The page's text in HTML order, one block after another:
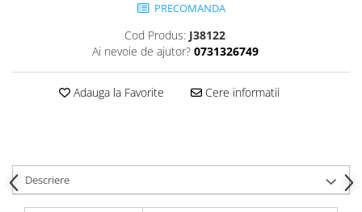
PRECOMANDA
Cod Produs: J38122
Ai nevoie de ajutor? 0731326749
Adauga la Favorite Cere informatii
Descriere